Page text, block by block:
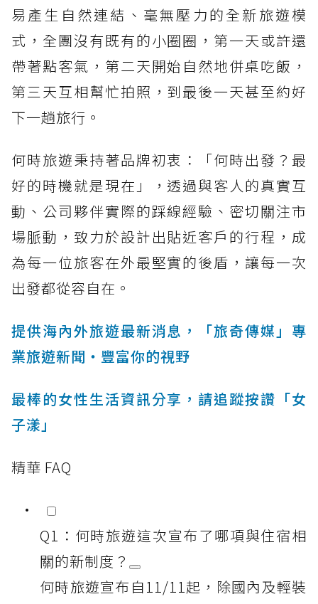
易產生自然連結、毫無壓力的全新旅遊模
式，全團沒有既有的小圈圈，第一天或許還
帶著點客氣，第二天開始自然地併桌吃飯，
第三天互相幫忙拍照，到最後一天甚至約好
下一趟旅行。
何時旅遊秉持著品牌初衷：「何時出發？最
好的時機就是現在」，透過與客人的真實互
動、公司夥伴實際的踩線經驗、密切關注市
場脈動，致力於設計出貼近客戶的行程，成
為每一位旅客在外最堅實的後盾，讓每一次
出發都從容自在。
提供海內外旅遊最新消息，「旅奇傳媒」專
業旅遊新聞‧豐富你的視野
最棒的女性生活資訊分享，請追蹤按讚「女
子漾」
精華 FAQ
Q1：何時旅遊這次宣布了哪項與住宿相
關的新制度？
何時旅遊宣布自11/11起，除國內及輕裝